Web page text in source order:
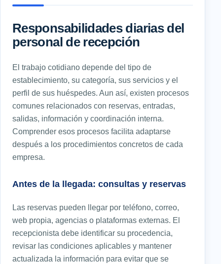
Responsabilidades diarias del
personal de recepción
El trabajo cotidiano depende del tipo de
establecimiento, su categoría, sus servicios y el
perfil de sus huéspedes. Aun así, existen procesos
comunes relacionados con reservas, entradas,
salidas, información y coordinación interna.
Comprender esos procesos facilita adaptarse
después a los procedimientos concretos de cada
empresa.
Antes de la llegada: consultas y reservas
Las reservas pueden llegar por teléfono, correo,
web propia, agencias o plataformas externas. El
recepcionista debe identificar su procedencia,
revisar las condiciones aplicables y mantener
actualizada la información para evitar que se